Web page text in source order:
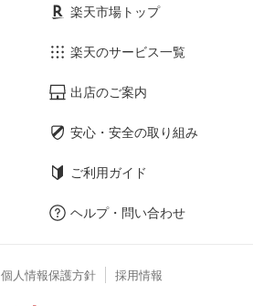
楽天市場トップ
楽天のサービス一覧
出店のご案内
安心・安全の取り組み
ご利用ガイド
ヘルプ・問い合わせ
個人情報保護方針 採用情報